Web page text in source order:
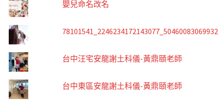
嬰兒命名改名
台中汪宅安龍謝土科儀-黃鼎頤老師
台中東區安龍謝土科儀-黃鼎頤老師